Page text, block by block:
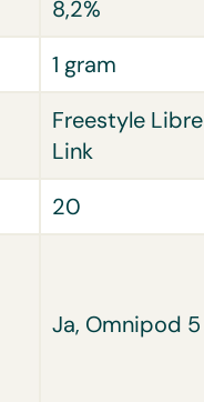
8,2%
1 gram
Freestyle Libre
Link
20
Ja, Omnipod 5